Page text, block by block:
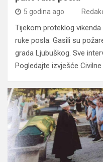
5 godina ago
Tijekom proteklog
ruke posla. Gasili su
grada Ljubuškog. Sve
Pogledajte izvješće